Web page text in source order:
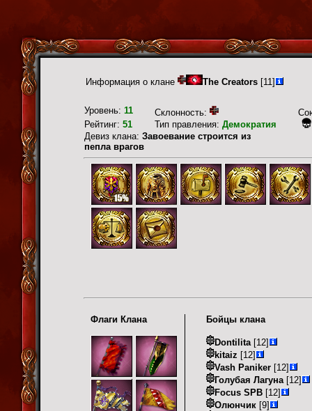
Информация о клане The Creators [11]
Уровень: 11 Склонность:
Рейтинг: 51 Тип правления: Демократия
Девиз клана: Завоевание строится из
пепла врагов
Флаги Клана Бойцы клана
Dontilita [12]
kitaiz [12]
Vash Paniker [12]
Голубая Лагуна [12]
Focus SPB [12]
Олюнчик [9]